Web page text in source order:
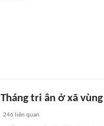
tri ân ở xã
246 liên quan